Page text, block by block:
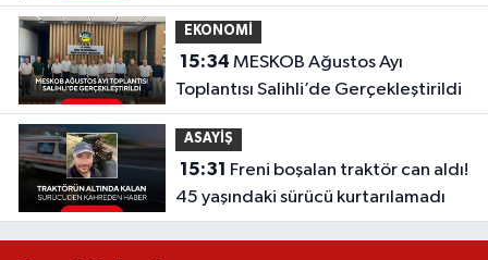
sayılamaz'
EKONOMİ
15:34
Toplantısı Salihli’de Gerçekleştirildi
ASAYİŞ
15:31
45 yaşındaki sürücü kurtarılamadı